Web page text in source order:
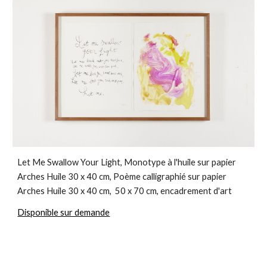
Let Me Swallow Your Light, Monotype à l'huile sur papier
Arches Huile 30 x 40 cm, Poème calligraphié sur papier
Arches Huile 30 x 40 cm, 50 x 70 cm, encadrement d'art
Disponible sur demande